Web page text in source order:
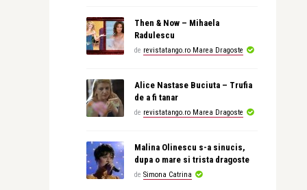
Then & Now – Mihaela
Radulescu
de revistatango.ro Marea Dragoste
Alice Nastase Buciuta – Trufia
de a fi tanar
de revistatango.ro Marea Dragoste
Malina Olinescu s-a sinucis,
dupa o mare si trista dragoste
de Simona Catrina